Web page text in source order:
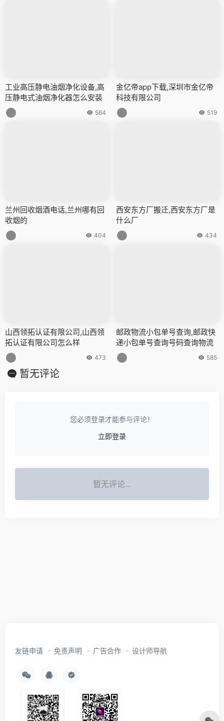
工业高压静电油烟净化设备,高
压静电式油烟净化器怎么安装
564
金亿帝app下载,深圳市金亿帝
科技有限公司
519
兰州回收烟酒电话,兰州哪有回
收烟的
404
西安东方厂搬迁,西安东方厂是
什么厂
434
山西领拓认证有限公司,山西领
拓认证有限公司怎么样
473
邮政物流小包单号查询,邮政快
递小包单号查询号码查询物流
585
暂无评论
您必须登录才能参与评论！
立即登录
暂无评论...
友链申请 免责声明 广告合作 设计师导航